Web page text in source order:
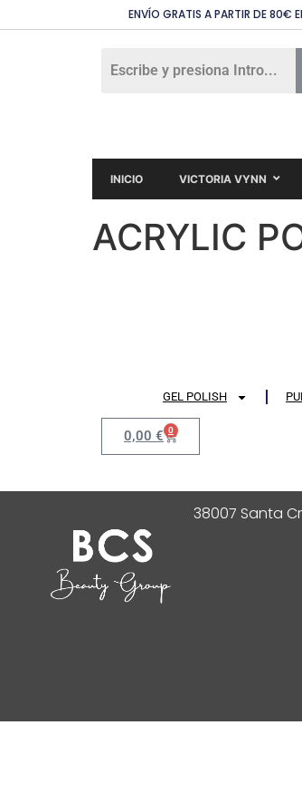
ENVÍO GRATIS A PARTIR DE 80€
INICIO VICTORIA VYNN
ACRYLIC
GEL POLISH
0,00 € 0
38007 Santa